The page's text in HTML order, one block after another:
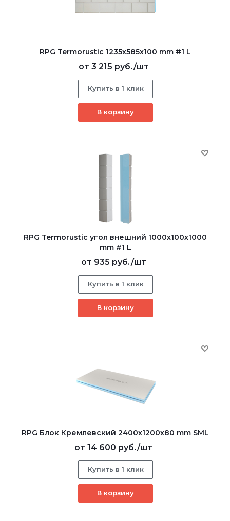
RPG Termorustic 1235х585х100 mm #1 L
от 3 215 руб./шт
Купить в 1 клик
В корзину
RPG Termorustic угол внешний 1000х100х1000
mm #1 L
от 935 руб./шт
Купить в 1 клик
В корзину
RPG Блок Кремлевский 2400х1200х80 mm SML
от 14 600 руб./шт
Купить в 1 клик
В корзину